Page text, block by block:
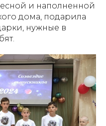
и наполненной
дома, подарила
нужные в